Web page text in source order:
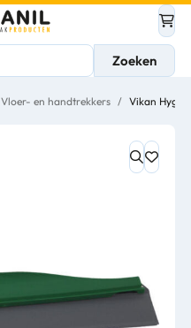
Zoeken
Vloer- en handtrekkers / Vikan